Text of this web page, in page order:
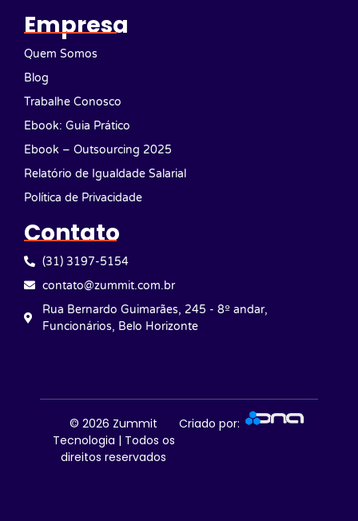
Empresa
Quem Somos
Blog
Trabalhe Conosco
Ebook: Guia Prático
Ebook – Outsourcing 2025
Relatório de Igualdade Salarial
Política de Privacidade
Contato
(31) 3197-5154
contato@zummit.com.br
Rua Bernardo Guimarães, 245 - 8º andar,
Funcionários, Belo Horizonte
© 2026 Zummit
Tecnologia | Todos os
direitos reservados
Criado por: